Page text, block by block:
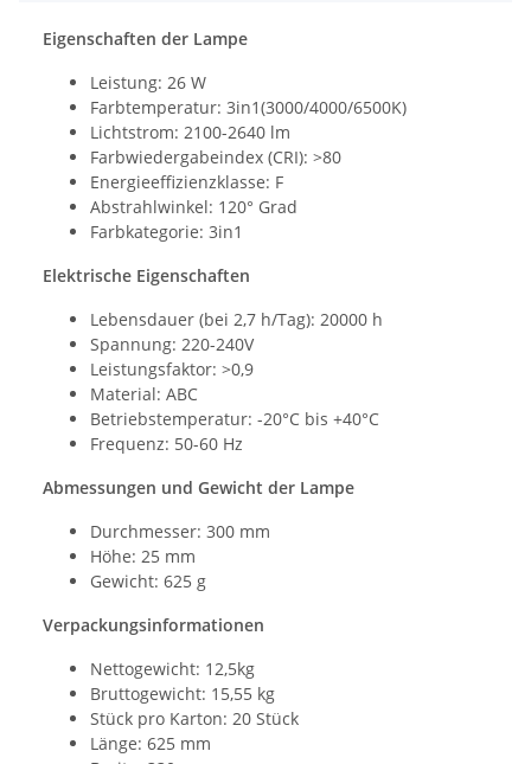
Eigenschaften der Lampe
Leistung: 26 W
Farbtemperatur: 3in1(3000/4000/6500K)
Lichtstrom: 2100-2640 lm
Farbwiedergabeindex (CRI): >80
Energieeffizienzklasse: F
Abstrahlwinkel: 120° Grad
Farbkategorie: 3in1
Elektrische Eigenschaften
Lebensdauer (bei 2,7 h/Tag): 20000 h
Spannung: 220-240V
Leistungsfaktor: >0,9
Material: ABC
Betriebstemperatur: -20°C bis +40°C
Frequenz: 50-60 Hz
Abmessungen und Gewicht der Lampe
Durchmesser: 300 mm
Höhe: 25 mm
Gewicht: 625 g
Verpackungsinformationen
Nettogewicht: 12,5kg
Bruttogewicht: 15,55 kg
Stück pro Karton: 20 Stück
Länge: 625 mm